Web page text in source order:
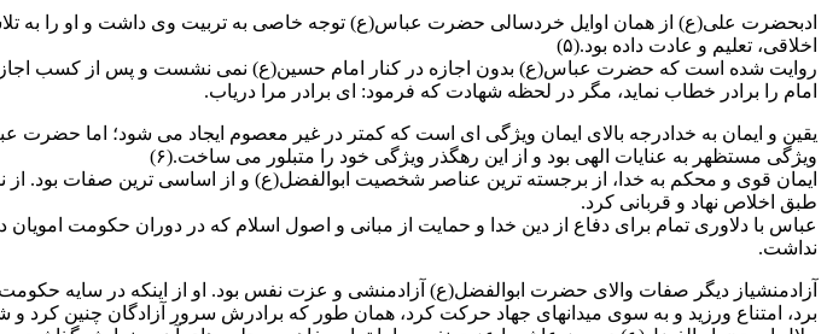
ادبحضرت علی(ع) از همان اوایل خردسالی حضرت عباس(ع) توجه خاصی به تربیت وی داشت و او را به
اخلاقی، تعلیم و عادت داده بود.(۵)
روایت شده است که حضرت عباس(ع) بدون اجازه در کنار امام حسین(ع) نمی نشست و پس از کسب
امام را برادر خطاب نماید، مگر در لحظه شهادت که فرمود: ای برادر مرا دریاب.
یقین و ایمان به خدادرجه بالای ایمان ویژگی ای است که کمتر در غیر معصوم ایجاد می شود؛ اما
ویژگی مستظهر به عنایات الهی بود و از این رهگذر ویژگی خود را متبلور می ساخت.(۶)
ایمان قوی و محکم به خدا، از برجسته ترین عناصر شخصیت ابوالفضل(ع) و از اساسی ترین صفات بود. از
طبق اخلاص نهاد و قربانی کرد.
عباس با دلاوری تمام برای دفاع از دین خدا و حمایت از مبانی و اصول اسلام که در دوران حکومت
نداشت.
آزادمنشیاز دیگر صفات والای حضرت ابوالفضل(ع) آزادمنشی و عزت نفس بود. او از اینکه در سایه
برد، امتناع ورزید و به سوی میدانهای جهاد حرکت کرد، همان طور که برادرش سرور آزادگان چنین